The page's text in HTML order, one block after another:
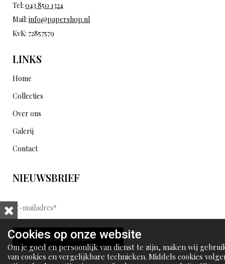
Tel: 043 850 1324
Mail: info@papershop.nl
KvK: 72857579
LINKS
Home
Collecties
Over ons
Galerij
Contact
NIEUWSBRIEF
E
-
m
a
i
VERSTUREN
Cookies op onze website
Om je goed en persoonlijk van dienst te zijn, maken wij
van cookies en vergelijkbare technieken. Middels cookies